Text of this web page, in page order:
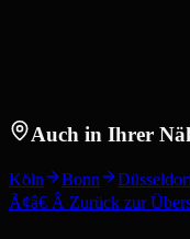
Auch in Ihrer
Köln Bonn
Ã¢â€ Â Zurück zur